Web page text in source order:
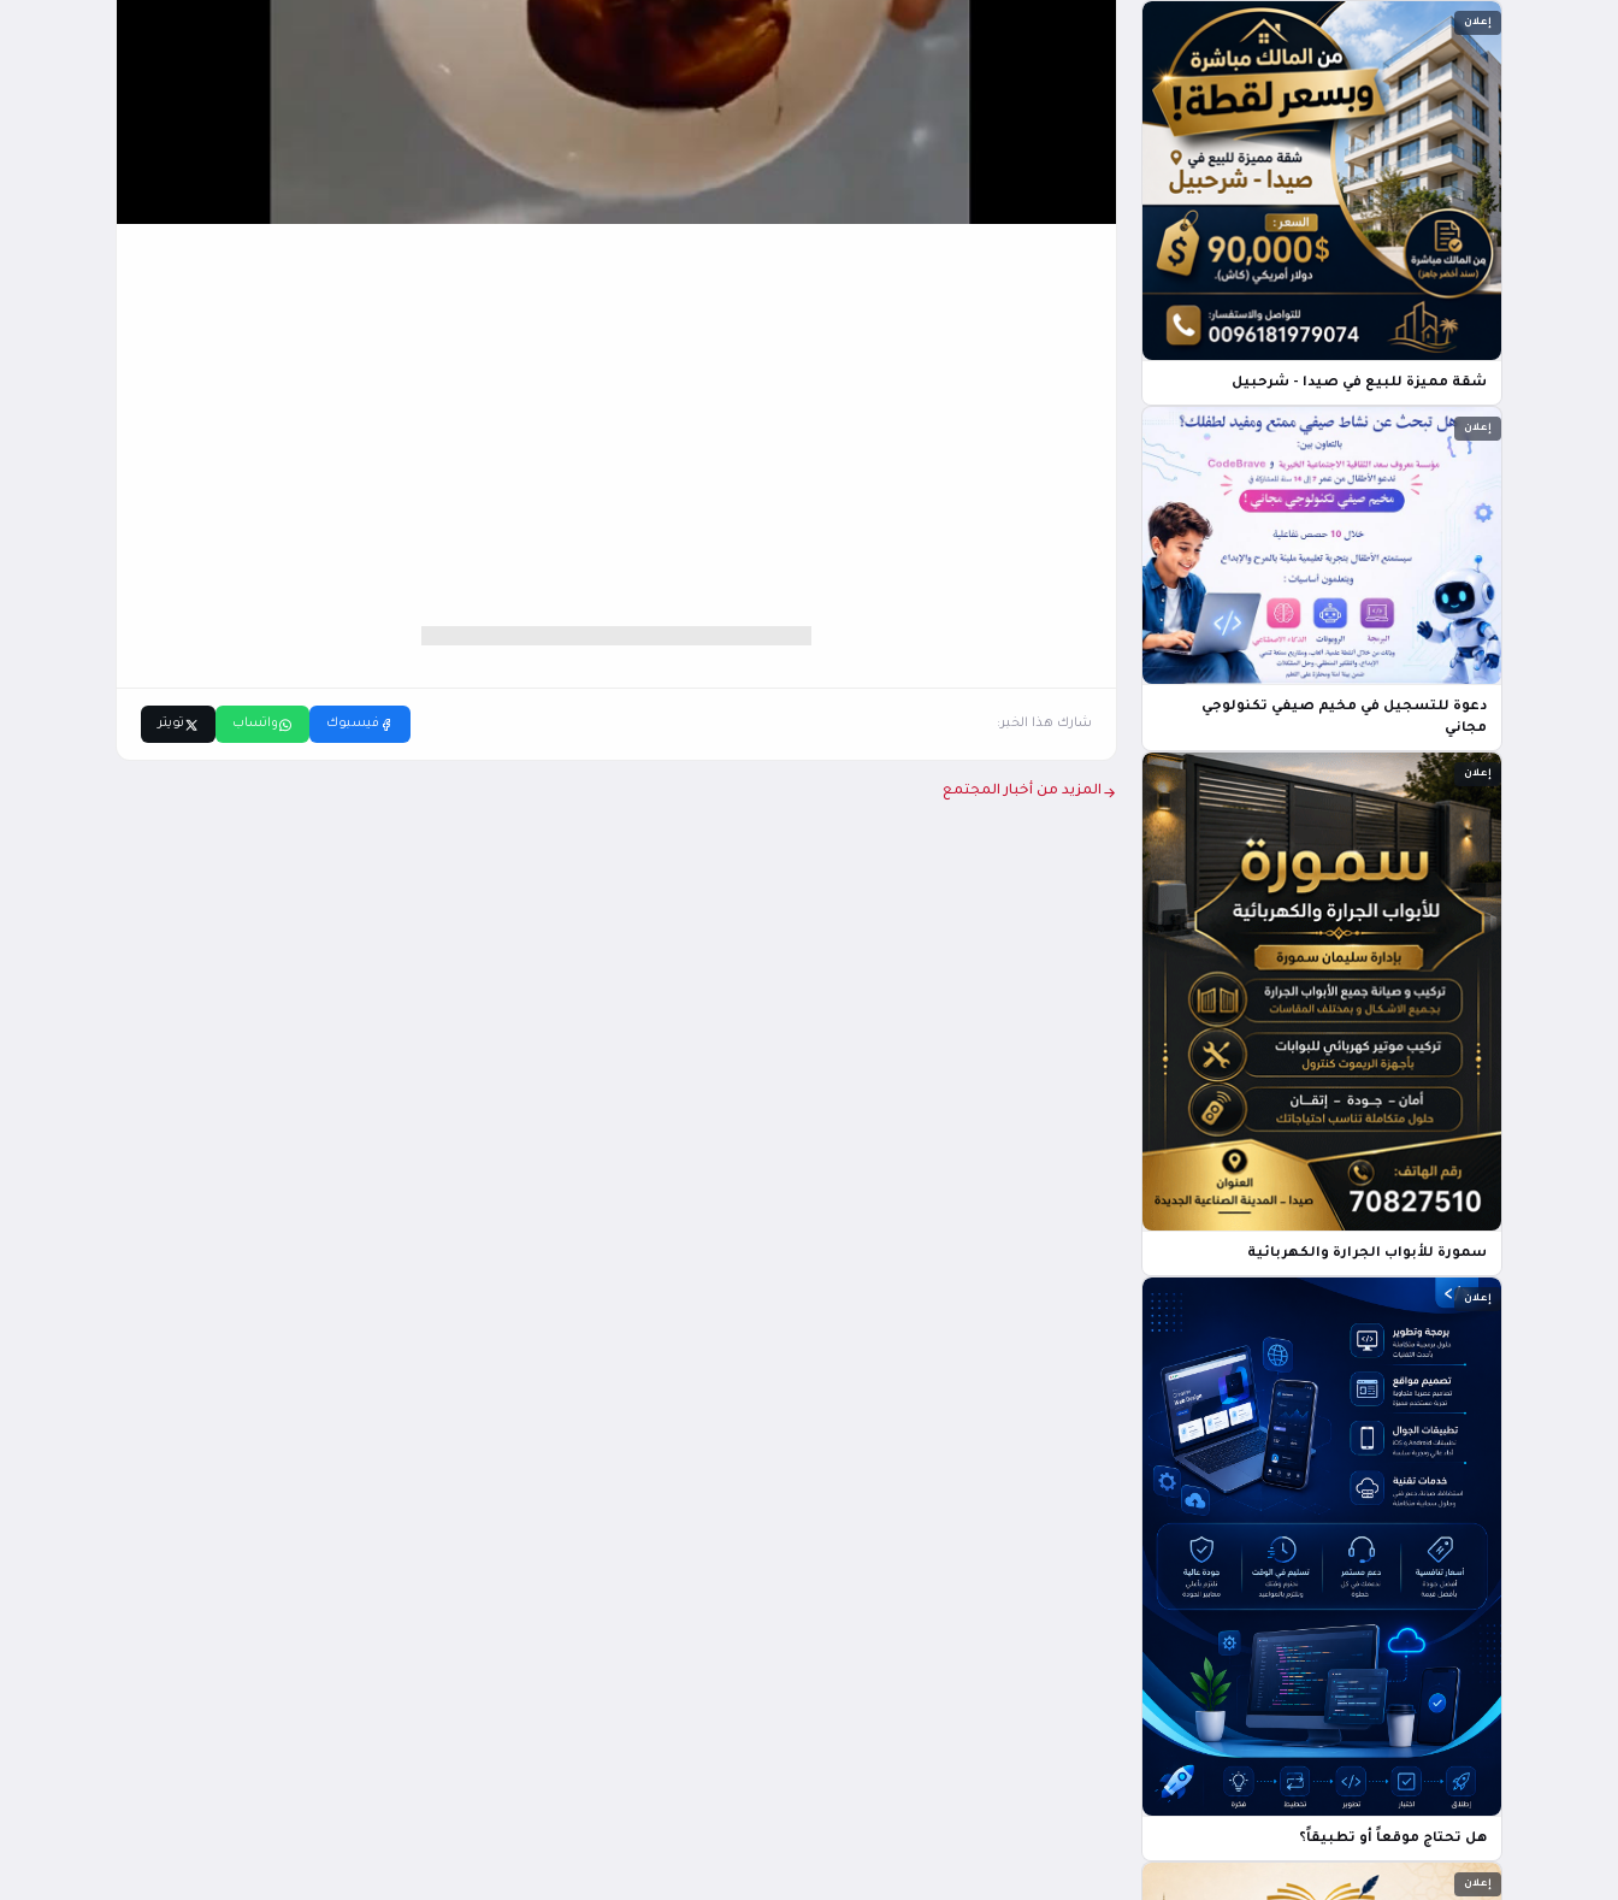
إعلان
شقة مميزة للبيع في صيدا - شرحبيل
إعلان
دعوة للتسجيل في مخيم صيفي تكنولوجي
مجاني
إعلان
سمورة للأبواب الجرارة والكهربائية
إعلان
هل تحتاج موقعاً أو تطبيقاً؟
إعلان
شارك هذا الخبر: فيسبوك واتساب تويتر
المزيد من أخبار المجتمع